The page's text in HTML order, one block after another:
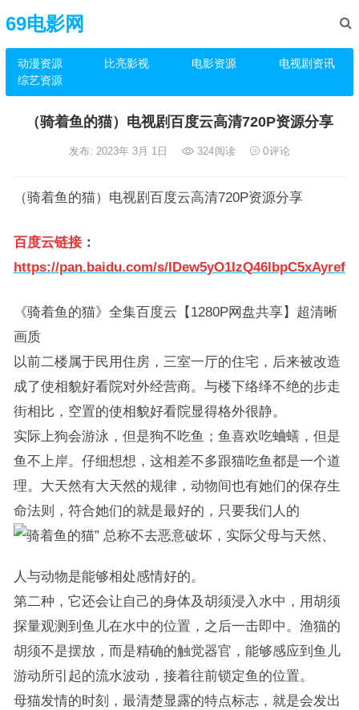
69电影网
动漫资源 比亮影视 电影资源
电视剧资讯
综艺资源
（骑着鱼的猫）电视剧百度云高清720P资源分享
发布: 2023年 3月 1日 324阅读 0评论
（骑着鱼的猫）电视剧百度云高清720P资源分享
百度云链接：
https://pan.baidu.com/s/IDew5yO1IzQ46lbpC5xAyref
《骑着鱼的猫》全集百度云【1280P网盘共享】超清晰
画质
以前二楼属于民用住房，三室一厅的住宅，后来被改造
成了使相貌好看院对外经营商。与楼下络绎不绝的步走
街相比，空置的使相貌好看院显得格外很静。
实际上狗会游泳，但是狗不吃鱼；鱼喜欢吃蛐蟮，但是
鱼不上岸。仔细想想，这相差不多跟猫吃鱼都是一个道
理。大天然有大天然的规律，动物间也有她们的保存生
命法则，符合她们的就是最好的，只要我们人的
总称不去恶意破坏，实际父母与天然、
人与动物是能够相处感情好的。
第二种，它还会让自己的身体及胡须浸入水中，用胡须
探量观测到鱼儿在水中的位置，之后一击即中。渔猫的
胡须不是摆放，而是精确的触觉器官，能够感应到鱼儿
游动所引起的流水波动，接着往前锁定鱼的位置。
母猫发情的时刻，最清楚显露的特点标志，就是会发出